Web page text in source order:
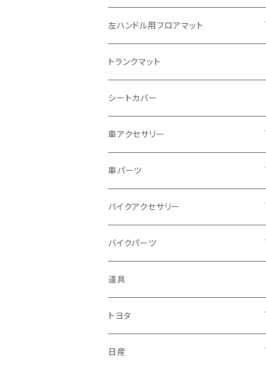
スズキ
カワサキ
BMW
ドゥカティ - Ducati
トライアンフ
アプリリア - APRILIA
ハーレーダビッドソン - Harley-Davidso
n
KTM
トヨタ
日産
ホンダ
スズキ
マツダ
ミツビシ
ダイハツ
スバル
レクサス
アウディ
左ハンドル用フロアマット
トヨタ
日産
ホンダ
スズキ
マツダ
ミツビシ
ダイハツ
スバル
レクサス
トランクマット
シートカバー
車アクセサリー
トヨタ
日産
ホンダ
スズキ
マツダ
ミツビシ
車パーツ
ボンネット
ルーフ
ピラー
バンパー
フェンダー
バイクアクセサリー
ホンダ
ヤマハ
スズキ
カワサキ
バイクパーツ
排気系
マフラー
サイレンサー
外装
シートカバー
ハンドル系
道具
トヨタ
フロアマット
日産